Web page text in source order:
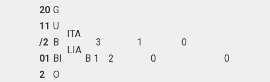
20
11
/2
01
2
G
U
B
BI
O
ITA
LIA
B
3
1
2
1
0
0
0